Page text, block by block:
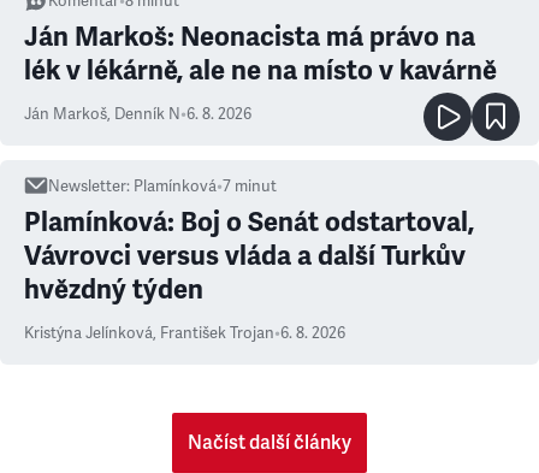
Ján Markoš: Neonacista má právo na
lék v lékárně, ale ne na místo v kavárně
Ján Markoš, Denník N•6. 8. 2026
Newsletter: Plamínková•7 minut
Plamínková: Boj o Senát odstartoval,
Vávrovci versus vláda a další Turkův
hvězdný týden
Kristýna Jelínková, František Trojan•6. 8. 2026
Načíst další články